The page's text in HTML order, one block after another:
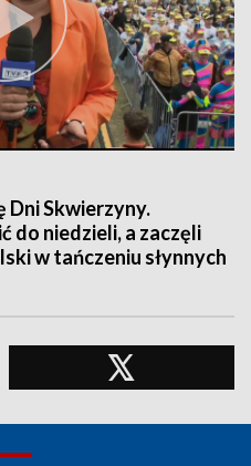
Dni Skwierzyny.
do niedzieli, a zaczęli
w tańczeniu słynnych